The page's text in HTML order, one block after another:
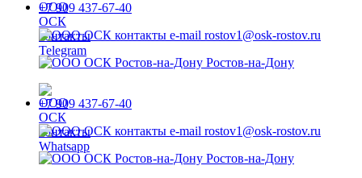
+7 909 437-67-40
rostov1@osk-rostov.ru
Ростов-на-Дону
+7 909 437-67-40
rostov1@osk-rostov.ru
Ростов-на-Дону